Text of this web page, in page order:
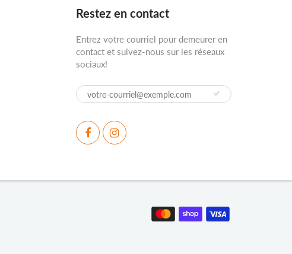
Restez en contact
Entrez votre courriel pour demeurer en
contact et suivez-nous sur les réseaux
sociaux!